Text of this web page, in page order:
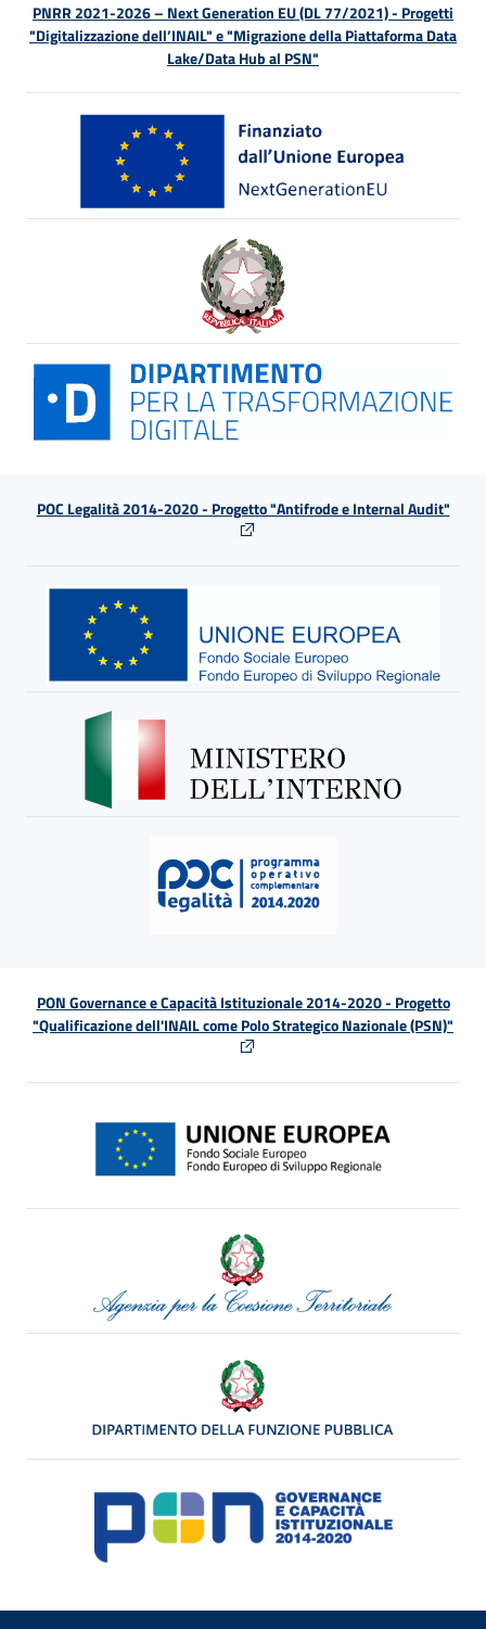
PNRR 2021-2026 – Next Generation EU (DL 77/2021) - Progetti
"Digitalizzazione dell’INAIL" e "Migrazione della Piattaforma Data
Lake/Data Hub al PSN"
POC Legalità 2014-2020 - Progetto "Antifrode e Internal Audit"
PON Governance e Capacità Istituzionale 2014-2020 - Progetto
"Qualificazione dell'INAIL come Polo Strategico Nazionale (PSN)"